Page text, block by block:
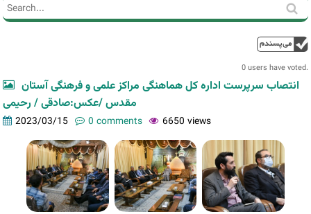
Search
Search
0 users have voted.
انتصاب سرپرست اداره کل هماهنگی مراکز علمی و فرهنگی آستان
مقدس /عکس:صادقی / رحیمی
2023/03/15 0 comments 6650 views